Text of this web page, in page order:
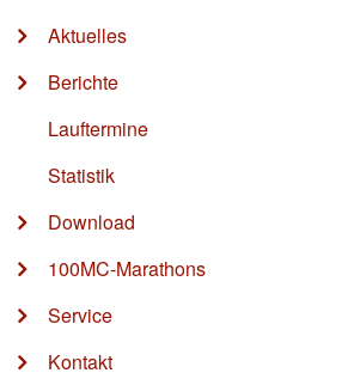
Aktuelles
Berichte
Lauftermine
Statistik
Download
100MC-Marathons
Service
Kontakt